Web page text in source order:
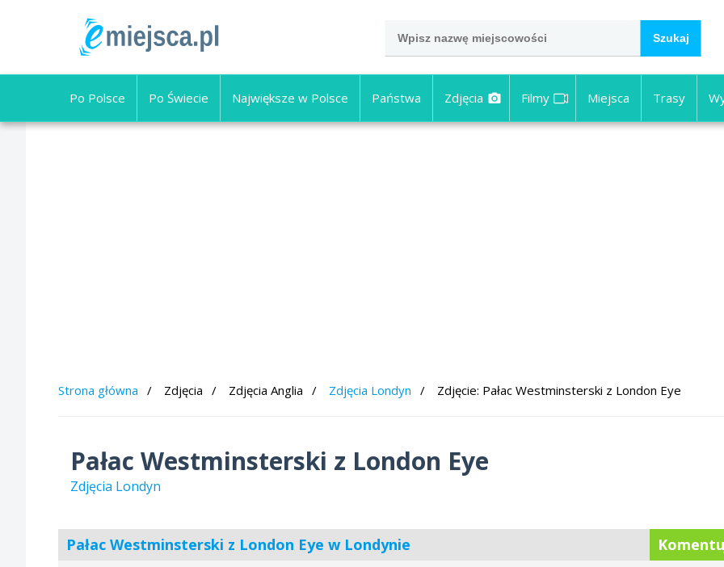
Po Polsce Po Świecie Największe w Polsce Państwa Zdjęcia Filmy Miejsca Trasy
Strona główna Zdjęcia Zdjęcia Anglia Zdjęcia Londyn Zdjęcie: Pałac Westminsterski z London Eye
Pałac Westminsterski z London Eye
Zdjęcia Londyn
Pałac Westminsterski z London Eye w Londynie